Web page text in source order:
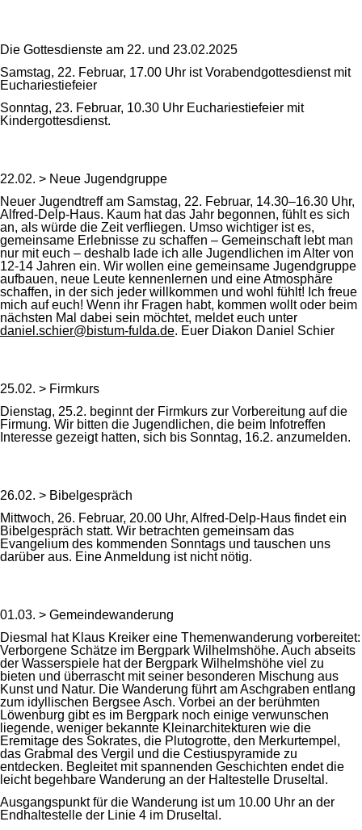
Die Gottesdienste am 22. und 23.02.2025
Samstag, 22. Februar, 17.00 Uhr ist Vorabendgottesdienst mit
Euchariestiefeier
Sonntag, 23. Februar, 10.30 Uhr Euchariestiefeier mit
Kindergottesdienst.
22.02. > Neue Jugendgruppe
Neuer Jugendtreff am Samstag, 22. Februar, 14.30–16.30 Uhr,
Alfred-Delp-Haus. Kaum hat das Jahr begonnen, fühlt es sich
an, als würde die Zeit verfliegen. Umso wichtiger ist es,
gemeinsame Erlebnisse zu schaffen – Gemeinschaft lebt man
nur mit euch – deshalb lade ich alle Jugendlichen im Alter von
12-14 Jahren ein. Wir wollen eine gemeinsame Jugendgruppe
aufbauen, neue Leute kennenlernen und eine Atmosphäre
schaffen, in der sich jeder willkommen und wohl fühlt! Ich freue
mich auf euch! Wenn ihr Fragen habt, kommen wollt oder beim
nächsten Mal dabei sein möchtet, meldet euch unter
daniel.schier@bistum-fulda.de. Euer Diakon Daniel Schier
25.02. > Firmkurs
Dienstag, 25.2. beginnt der Firmkurs zur Vorbereitung auf die
Firmung. Wir bitten die Jugendlichen, die beim Infotreffen
Interesse gezeigt hatten, sich bis Sonntag, 16.2. anzumelden.
26.02. > Bibelgespräch
Mittwoch, 26. Februar, 20.00 Uhr, Alfred-Delp-Haus findet ein
Bibelgespräch statt. Wir betrachten gemeinsam das
Evangelium des kommenden Sonntags und tauschen uns
darüber aus. Eine Anmeldung ist nicht nötig.
01.03. > Gemeindewanderung
Diesmal hat Klaus Kreiker eine Themenwanderung vorbereitet:
Verborgene Schätze im Bergpark Wilhelmshöhe. Auch abseits
der Wasserspiele hat der Bergpark Wilhelmshöhe viel zu
bieten und überrascht mit seiner besonderen Mischung aus
Kunst und Natur. Die Wanderung führt am Aschgraben entlang
zum idyllischen Bergsee Asch. Vorbei an der berühmten
Löwenburg gibt es im Bergpark noch einige verwunschen
liegende, weniger bekannte Kleinarchitekturen wie die
Eremitage des Sokrates, die Plutogrotte, den Merkurtempel,
das Grabmal des Vergil und die Cestiuspyramide zu
entdecken. Begleitet mit spannenden Geschichten endet die
leicht begehbare Wanderung an der Haltestelle Druseltal.
Ausgangspunkt für die Wanderung ist um 10.00 Uhr an der
Endhaltestelle der Linie 4 im Druseltal.